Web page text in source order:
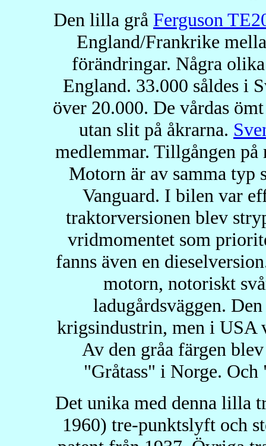
Den lilla grå Ferguson
England/Frankrike
förändringar. Några
England. 33.000 såldes i
över 20.000. De vårdas
utan slit på åkrarna.
medlemmar. Tillgången
Motorn är av samma typ
Vanguard. I bilen var
traktorversionen blev
vridmomentet som
fanns även en
motorn, notoriskt
ladugårdsväggen.
krigsindustrin, men i USA
Av den gråa färgen
"Gråtass" i Norge.
Det unika med denna lilla
1960) tre-punktslyft och